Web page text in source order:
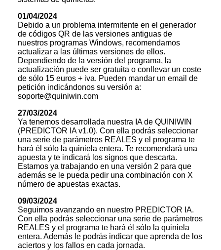
01/04/2024
Debido a un problema intermitente en el generador
de códigos QR de las versiones antiguas de
nuestros programas Windows, recomendamos
actualizar a las últimas versiones de ellos.
Dependiendo de la versión del programa, la
actualización puede ser gratuita o conllevar un coste
de sólo 15 euros + iva. Pueden mandar un email de
petición indicándonos su versión a:
soporte@quiniwin.com
27/03/2024
Ya tenemos desarrollada nuestra IA de QUINIWIN
(PREDICTOR IA v1.0). Con ella podrás seleccionar
una serie de parámetros REALES y el programa te
hará él sólo la quiniela entera. Te recomendará una
apuesta y te indicará los signos que descarta.
Estamos ya trabajando en una versión 2 para que
además se le pueda pedir una combinación con X
número de apuestas exactas.
09/03/2024
Seguimos avanzando en nuestro PREDICTOR IA.
Con ella podrás seleccionar una serie de parámetros
REALES y el programa te hará él sólo la quiniela
entera. Además le podrás indicar que aprenda de los
aciertos y los fallos en cada jornada.